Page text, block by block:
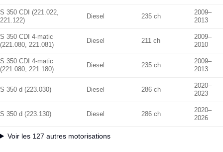
S 350 CDI (221.022,
221.122)
Diesel 235 ch
2009–
2013
S 350 CDI 4-matic
(221.080, 221.081)
Diesel 211 ch
2009–
2010
S 350 CDI 4-matic
(221.080, 221.180)
Diesel 235 ch
2009–
2013
S 350 d (223.030) Diesel 286 ch
2020–
2023
S 350 d (223.130) Diesel 286 ch
2020–
2026
Voir les 127 autres motorisations